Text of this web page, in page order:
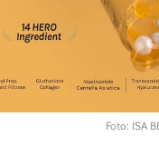
Foto: ISA